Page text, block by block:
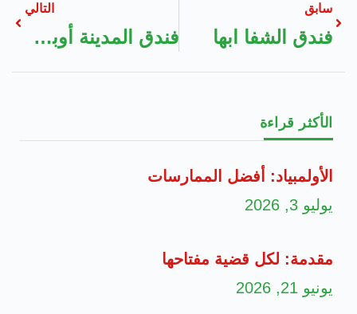
سابق
فندق الشفا ابها
التالي
فندق المدينة أوبروي
الأكثر قراءة
الأولمبياد: أفضل الممارسات
يوليو 3, 2026
مقدمة: لكل قضية مفتاحها
يونيو 21, 2026